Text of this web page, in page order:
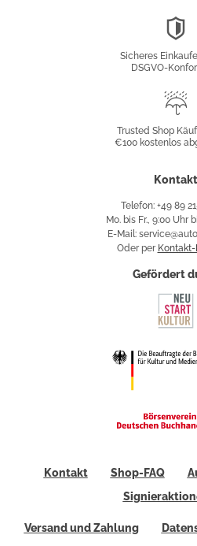
Sicheres
DSGVO-
Trusted Shop
€100 kostenlos
Kontakt
Telefon: +49 89
Mo. bis Fr., 9:00 Uhr
E-Mail:
Oder per
Gefördert
Kontakt Shop-FAQ
Versand und Zahlung